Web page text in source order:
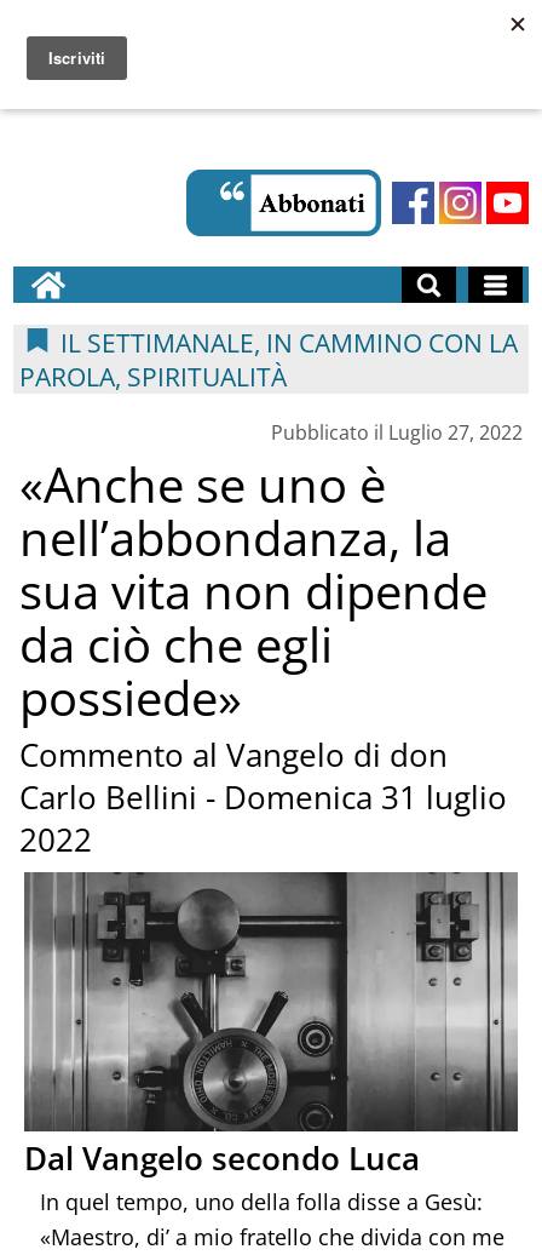
IL SETTIMANALE, IN CAMMINO CON LA
PAROLA, SPIRITUALITÀ
Pubblicato il Luglio 27, 2022
«Anche se uno è
nell’abbondanza, la
sua vita non dipende
da ciò che egli
possiede»
Commento al Vangelo di don
Carlo Bellini - Domenica 31 luglio
2022
Dal Vangelo secondo Luca
In quel tempo, uno della folla disse a Gesù:
«Maestro, di’ a mio fratello che divida con me